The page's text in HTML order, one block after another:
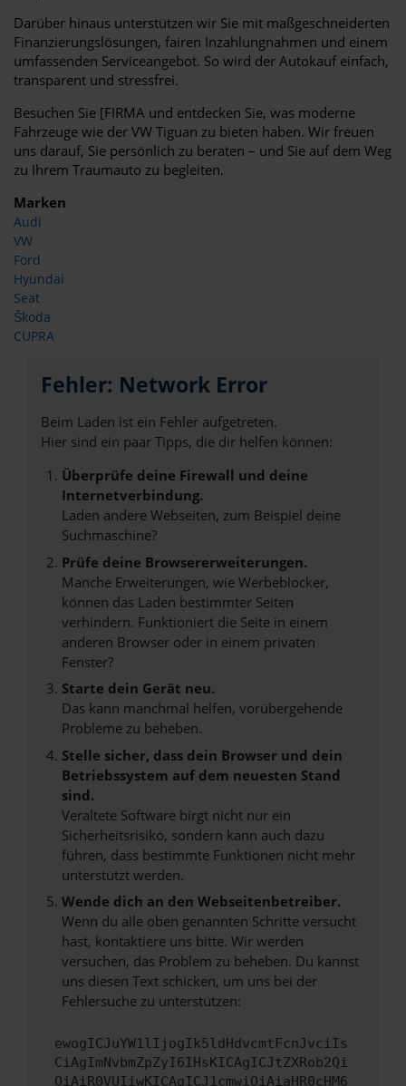
Darüber hinaus unterstützen wir Sie mit maßgeschneiderten
Finanzierungslösungen, fairen Inzahlungnahmen und einem
umfassenden Serviceangebot. So wird der Autokauf einfach,
transparent und stressfrei.
Besuchen Sie [FIRMA und entdecken Sie, was moderne
Fahrzeuge wie der VW Tiguan zu bieten haben. Wir freuen
uns darauf, Sie persönlich zu beraten – und Sie auf dem Weg
zu Ihrem Traumauto zu begleiten.
Marken
Audi
VW
Ford
Hyundai
Seat
Škoda
CUPRA
Fehler: Network Error
Beim Laden ist ein Fehler aufgetreten.
Hier sind ein paar Tipps, die dir helfen können:
Überprüfe deine Firewall und deine
Internetverbindung.
Laden andere Webseiten, zum Beispiel deine
Suchmaschine?
Prüfe deine Browsererweiterungen.
Manche Erweiterungen, wie Werbeblocker,
können das Laden bestimmter Seiten
verhindern. Funktioniert die Seite in einem
anderen Browser oder in einem privaten
Fenster?
Starte dein Gerät neu.
Das kann manchmal helfen, vorübergehende
Probleme zu beheben.
Stelle sicher, dass dein Browser und dein
Betriebssystem auf dem neuesten Stand
sind.
Veraltete Software birgt nicht nur ein
Sicherheitsrisiko, sondern kann auch dazu
führen, dass bestimmte Funktionen nicht mehr
unterstützt werden.
Wende dich an den Webseitenbetreiber.
Wenn du alle oben genannten Schritte versucht
hast, kontaktiere uns bitte. Wir werden
versuchen, das Problem zu beheben. Du kannst
uns diesen Text schicken, um uns bei der
Fehlersuche zu unterstützen:
ewogICJuYW1lIjogIk5ldHdvcmtFcnJvciIs
CiAgImNvbmZpZyI6IHsKICAgICJtZXRob2Qi
OiAiR0VUIiwKICAgICJ1cmwiOiAiaHR0cHM6